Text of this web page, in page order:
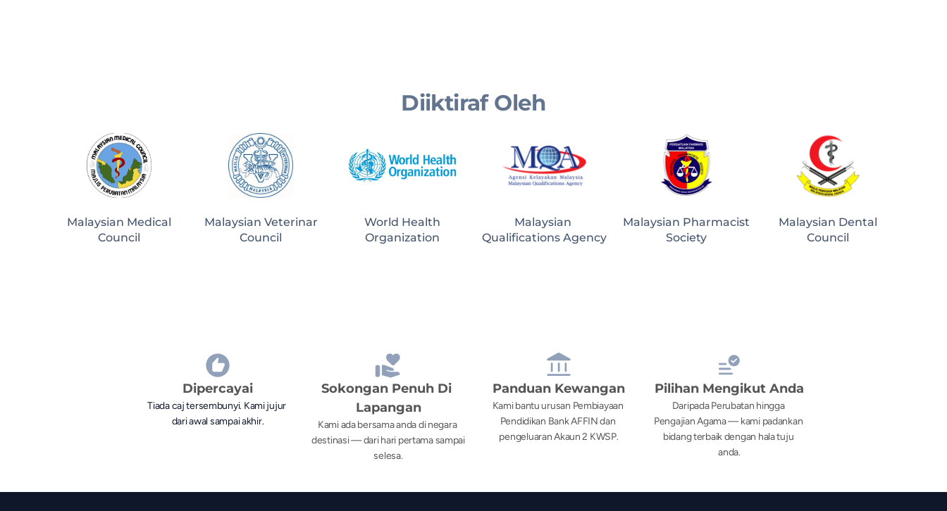
Diiktiraf Oleh
Malaysian Medical
Council
Malaysian Veterinar
Council
World Health
Organization
Malaysian
Qualifications Agency
Malaysian Pharmacist
Society
Malaysian Dental
Council
Dipercayai
Tiada caj tersembunyi. Kami jujur
dari awal sampai akhir.
Sokongan Penuh Di
Lapangan
Kami ada bersama anda di negara
destinasi — dari hari pertama sampai
selesa.
Panduan Kewangan
Kami bantu urusan Pembiayaan
Pendidikan Bank AFFIN dan
pengeluaran Akaun 2 KWSP.
Pilihan Mengikut Anda
Daripada Perubatan hingga
Pengajian Agama — kami padankan
bidang terbaik dengan hala tuju
anda.